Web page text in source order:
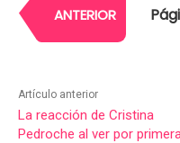
ANTERIOR
Artículo anterior
La reacción de Cristina
Pedroche al ver por